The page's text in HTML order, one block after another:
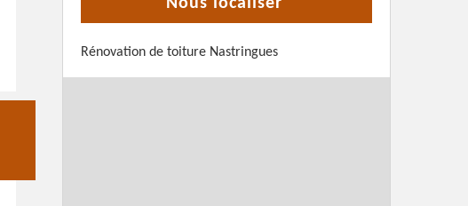
Nous localiser
Rénovation de toiture Nastringues